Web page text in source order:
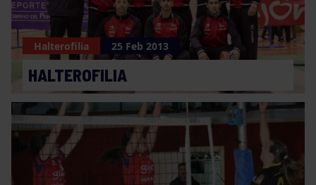
Halterofilia 25 Feb 2013
HALTEROFILIA